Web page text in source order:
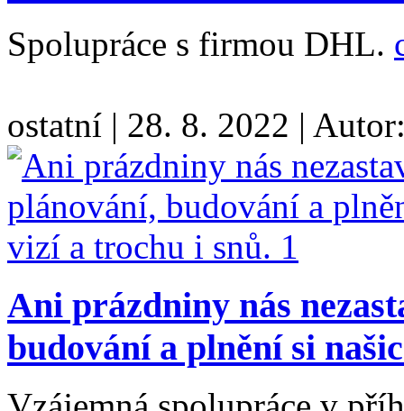
Spolupráce s firmou DHL.
ostatní | 28. 8. 2022 |
Ani prázdniny nás
budování a plnění si